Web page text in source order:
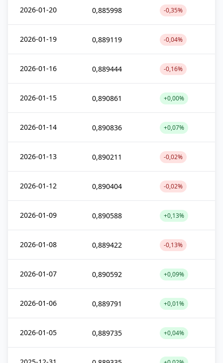
2026-01-20 0,885998 -0,35%
2026-01-19 0,889119 -0,04%
2026-01-16 0,889444 -0,16%
2026-01-15 0,890861 +0,00%
2026-01-14 0,890836 +0,07%
2026-01-13 0,890211 -0,02%
2026-01-12 0,890404 -0,02%
2026-01-09 0,890588 +0,13%
2026-01-08 0,889422 -0,13%
2026-01-07 0,890592 +0,09%
2026-01-06 0,889791 +0,01%
2026-01-05 0,889735 +0,04%